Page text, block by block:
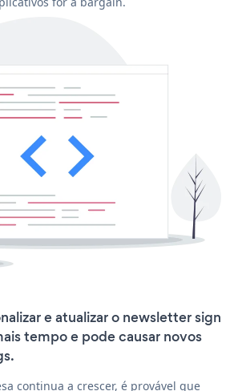
e atualizar o newsletter sign
tempo e pode causar novos
continua a crescer, é provável que